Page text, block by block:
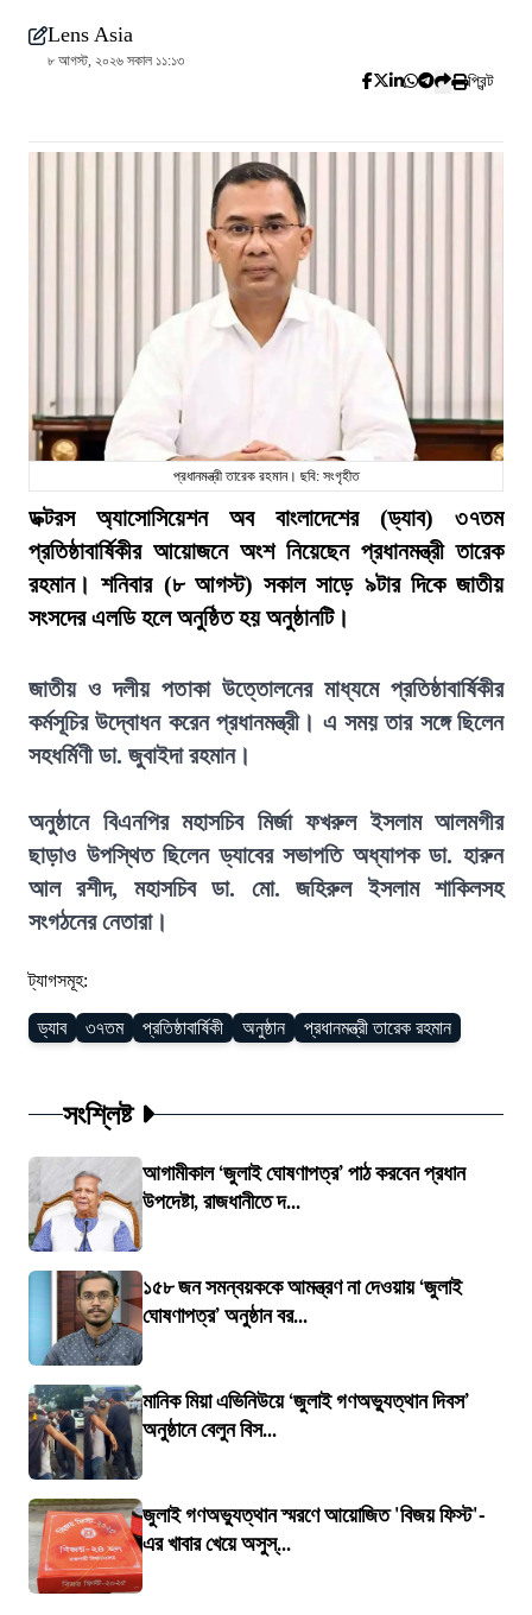
Lens Asia
৮ আগস্ট, ২০২৬ সকাল ১১:১৩
প্রিন্ট
প্রধানমন্ত্রী তারেক রহমান। ছবি: সংগৃহীত
ডক্টরস অ্যাসোসিয়েশন অব বাংলাদেশের (ড্যাব) ৩৭তম
প্রতিষ্ঠাবার্ষিকীর আয়োজনে অংশ নিয়েছেন প্রধানমন্ত্রী তারেক
রহমান। শনিবার (৮ আগস্ট) সকাল সাড়ে ৯টার দিকে জাতীয়
সংসদের এলডি হলে অনুষ্ঠিত হয় অনুষ্ঠানটি।
জাতীয় ও দলীয় পতাকা উত্তোলনের মাধ্যমে প্রতিষ্ঠাবার্ষিকীর
কর্মসূচির উদ্বোধন করেন প্রধানমন্ত্রী। এ সময় তার সঙ্গে ছিলেন
সহধর্মিণী ডা. জুবাইদা রহমান।
অনুষ্ঠানে বিএনপির মহাসচিব মির্জা ফখরুল ইসলাম আলমগীর
ছাড়াও উপস্থিত ছিলেন ড্যাবের সভাপতি অধ্যাপক ডা. হারুন
আল রশীদ, মহাসচিব ডা. মো. জহিরুল ইসলাম শাকিলসহ
সংগঠনের নেতারা।
ট্যাগসমূহ:
ড্যাব ৩৭তম প্রতিষ্ঠাবার্ষিকী অনুষ্ঠান প্রধানমন্ত্রী তারেক রহমান
সংশ্লিষ্ট
আগামীকাল ‘জুলাই ঘোষণাপত্র’ পাঠ করবেন প্রধান
উপদেষ্টা, রাজধানীতে দ...
১৫৮ জন সমন্বয়ককে আমন্ত্রণ না দেওয়ায় ‘জুলাই
ঘোষণাপত্র’ অনুষ্ঠান বর...
মানিক মিয়া এভিনিউয়ে ‘জুলাই গণঅভ্যুত্থান দিবস’
অনুষ্ঠানে বেলুন বিস...
জুলাই গণঅভ্যুত্থান স্মরণে আয়োজিত 'বিজয় ফিস্ট'-
এর খাবার খেয়ে অসুস্...